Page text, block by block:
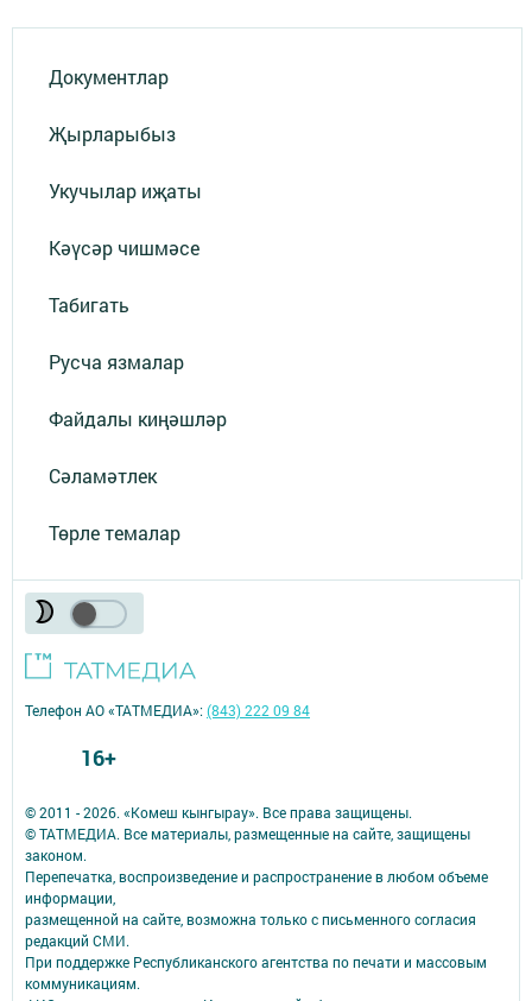
Документлар
Җырларыбыз
Укучылар иҗаты
Кәүсәр чишмәсе
Табигать
Русча язмалар
Файдалы киңәшләр
Сәламәтлек
Төрле темалар
© 2011 - 2026. «Комеш кынгырау». Все права защищены.
© ТАТМЕДИА. Все материалы, размещенные на сайте, защищены
законом.
Перепечатка, воспроизведение и распространение в любом объеме
информации,
размещенной на сайте, возможна только с письменного согласия
редакций СМИ.
При поддержке Республиканского агентства по печати и массовым
коммуникациям.
Телефон АО «ТАТМЕДИА»:(843) 222 09 84
16+